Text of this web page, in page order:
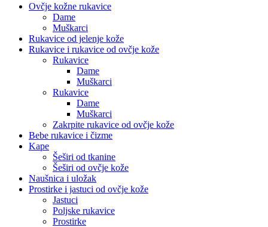
Ovčje kožne rukavice
Dame
Muškarci
Rukavice od jelenje kože
Rukavice i rukavice od ovčje kože
Rukavice
Dame
Muškarci
Rukavice
Dame
Muškarci
Zakrpite rukavice od ovčje kože
Bebe rukavice i čizme
Kape
Šeširi od tkanine
Šeširi od ovčje kože
Naušnica i uložak
Prostirke i jastuci od ovčje kože
Jastuci
Poljske rukavice
Prostirke